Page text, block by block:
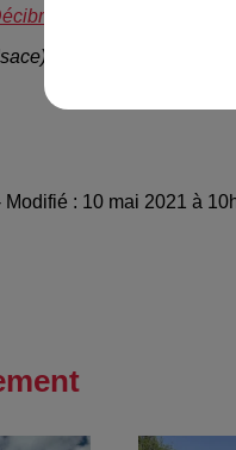
: 10 mai 2021 à